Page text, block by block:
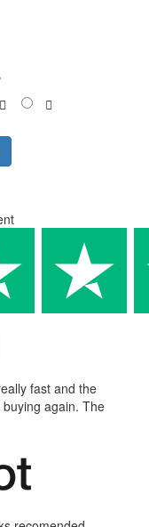
fast and the
again. The